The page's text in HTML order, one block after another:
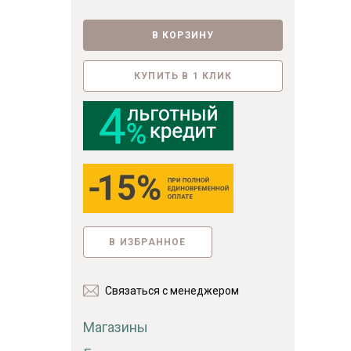
Мебельный щит
Гнутоклееные детали
Топливные брикеты
Щепа древесная
Коллекции
В КОРЗИНУ
КУПИТЬ В 1 КЛИК
В ИЗБРАННОЕ
Связаться с менеджером
Магазины